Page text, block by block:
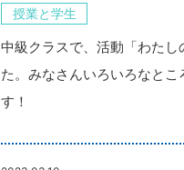
授業と学生
中級クラスで、活動「わた
た。みなさんいろいろなと
す！